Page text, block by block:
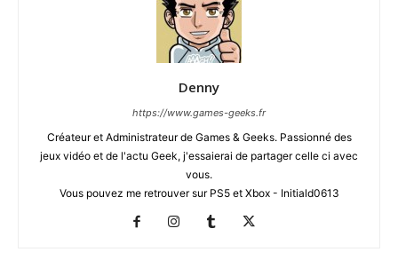
Denny
https://www.games-geeks.fr
Créateur et Administrateur de Games & Geeks. Passionné des
jeux vidéo et de l'actu Geek, j'essaierai de partager celle ci avec
vous.
Vous pouvez me retrouver sur PS5 et Xbox - Initiald0613